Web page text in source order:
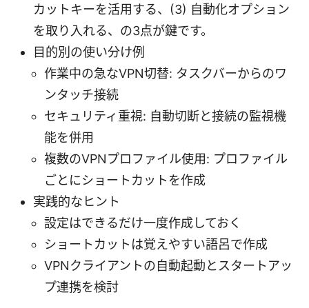
カットキーを活用する、(3) 自動化オプション
を取り入れる、の3点が鍵です。
目的別の使い分け例
作業中の急なVPN切替: タスクバーからのワ
ンタッチ接続
セキュリティ重視: 自動切断と接続の監視機
能を併用
複数のVPNプロファイル使用: プロファイル
ごとにショートカットを作成
実践的なヒント
設定はできるだけ一度作成しておく
ショートカットは覚えやすい語呂で作成
VPNクライアントの自動起動とスタートアッ
プ連携を検討